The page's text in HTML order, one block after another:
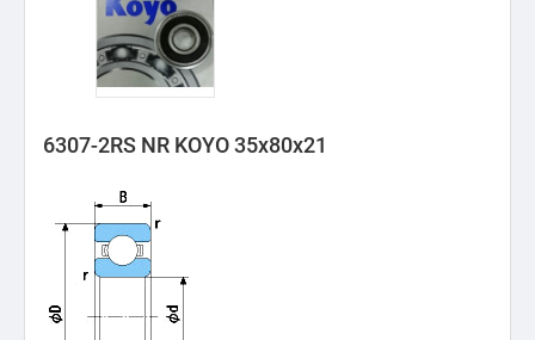
6307-2RS NR KOYO 35x80x21